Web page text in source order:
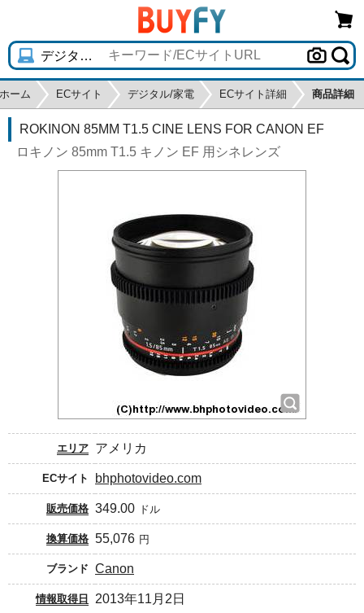
ホーム ECサイト デジタル/家電 ECサイト詳細 商品詳細
ROKINON 85MM T1.5 CINE LENS FOR CANON EF
ロキノン 85mm T1.5 キノン EF 用シネレンズ
エリア アメリカ
ECサイト bhphotovideo.com
販売価格 349.00 ドル
換算価格 55,076 円
ブランド Canon
情報取得日 2013年11月2日